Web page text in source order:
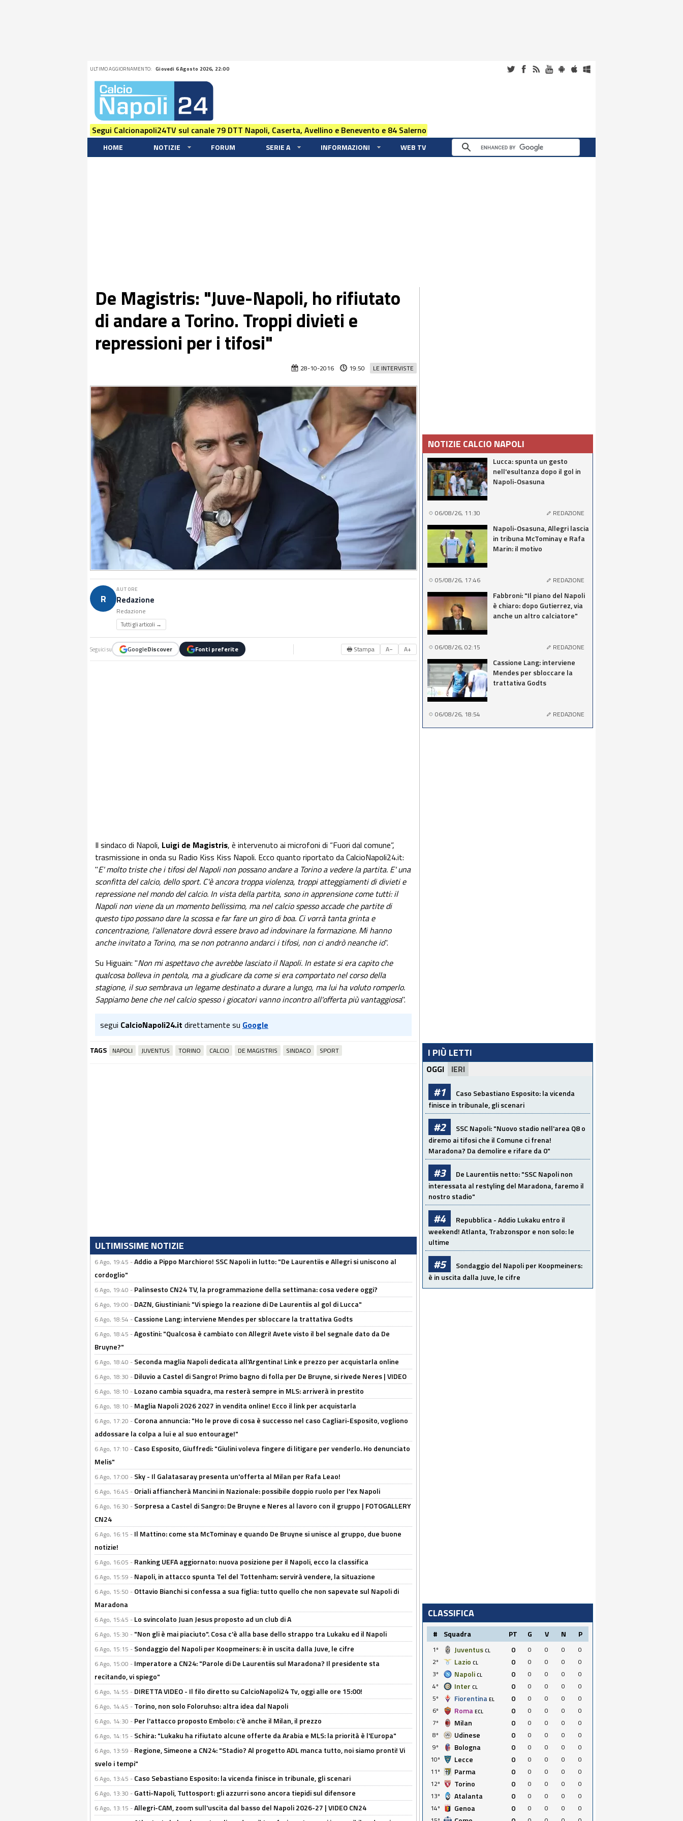
ULTIMO AGGIORNAMENTO: Giovedi 6 Agosto 2026, 22:00
Segui Calcionapoli24TV sul canale 79 DTT Napoli, Caserta, Avellino e Benevento e 84 Salerno
HOME NOTIZIE FORUM SERIE A INFORMAZIONI WEB TV
De Magistris: "Juve-Napoli, ho rifiutato
di andare a Torino. Troppi divieti e
repressioni per i tifosi"
LE INTERVISTE
28-10-2016 19:50
R
AUTORE
Redazione
Redazione
Tutti gli articoli →
Seguici su GoogleDiscover Fonti preferite 🖶 Stampa A− A+
Il sindaco di Napoli, Luigi de Magistris, è intervenuto ai microfoni di “Fuori dal comune”,
trasmissione in onda su Radio Kiss Kiss Napoli. Ecco quanto riportato da CalcioNapoli24.it:
"E' molto triste che i tifosi del Napoli non possano andare a Torino a vedere la partita. E' una
sconfitta del calcio, dello sport. C'è ancora troppa violenza, troppi atteggiamenti di divieti e
repressione nel mondo del calcio. In vista della partita, sono in apprensione come tutti: il
Napoli non viene da un momento bellissimo, ma nel calcio spesso accade che partite di
questo tipo possano dare la scossa e far fare un giro di boa. Ci vorrà tanta grinta e
concentrazione, l'allenatore dovrà essere bravo ad indovinare la formazione. Mi hanno
anche invitato a Torino, ma se non potranno andarci i tifosi, non ci andrò neanche io".
Su Higuain: "Non mi aspettavo che avrebbe lasciato il Napoli. In estate si era capito che
qualcosa bolleva in pentola, ma a giudicare da come si era comportato nel corso della
stagione, il suo sembrava un legame destinato a durare a lungo, ma lui ha voluto romperlo.
Sappiamo bene che nel calcio spesso i giocatori vanno incontro all'offerta più vantaggiosa".
segui CalcioNapoli24.it direttamente su Google
TAGS NAPOLI JUVENTUS TORINO CALCIO DE MAGISTRIS SINDACO SPORT
ULTIMISSIME NOTIZIE
6 Ago, 19:45 -Addio a Pippo Marchioro! SSC Napoli in lutto: "De Laurentiis e Allegri si uniscono al
cordoglio"
6 Ago, 19:40 - Palinsesto CN24 TV, la programmazione della settimana: cosa vedere oggi?
6 Ago, 19:00 - DAZN, Giustiniani: "Vi spiego la reazione di De Laurentiis al gol di Lucca"
6 Ago, 18:54 - Cassione Lang: interviene Mendes per sbloccare la trattativa Godts
6 Ago, 18:45 -Agostini: "Qualcosa è cambiato con Allegri! Avete visto il bel segnale dato da De
Bruyne?"
6 Ago, 18:40 - Seconda maglia Napoli dedicata all'Argentina! Link e prezzo per acquistarla online
6 Ago, 18:30 - Diluvio a Castel di Sangro! Primo bagno di folla per De Bruyne, si rivede Neres | VIDEO
6 Ago, 18:10 - Lozano cambia squadra, ma resterà sempre in MLS: arriverà in prestito
6 Ago, 18:10 - Maglia Napoli 2026 2027 in vendita online! Ecco il link per acquistarla
6 Ago, 17:20 - Corona annuncia: "Ho le prove di cosa è successo nel caso Cagliari-Esposito, vogliono
addossare la colpa a lui e al suo entourage!"
6 Ago, 17:10 - Caso Esposito, Giuffredi: "Giulini voleva fingere di litigare per venderlo. Ho denunciato
Melis"
6 Ago, 17:00 - Sky - Il Galatasaray presenta un'offerta al Milan per Rafa Leao!
6 Ago, 16:45 - Oriali affiancherà Mancini in Nazionale: possibile doppio ruolo per l'ex Napoli
6 Ago, 16:30 - Sorpresa a Castel di Sangro: De Bruyne e Neres al lavoro con il gruppo | FOTOGALLERY
CN24
6 Ago, 16:15 - Il Mattino: come sta McTominay e quando De Bruyne si unisce al gruppo, due buone
notizie!
6 Ago, 16:05 - Ranking UEFA aggiornato: nuova posizione per il Napoli, ecco la classifica
6 Ago, 15:59 - Napoli, in attacco spunta Tel del Tottenham: servirà vendere, la situazione
6 Ago, 15:50 - Ottavio Bianchi si confessa a sua figlia: tutto quello che non sapevate sul Napoli di
Maradona
6 Ago, 15:45 - Lo svincolato Juan Jesus proposto ad un club di A
6 Ago, 15:30 - "Non gli è mai piaciuto". Cosa c'è alla base dello strappo tra Lukaku ed il Napoli
6 Ago, 15:15 - Sondaggio del Napoli per Koopmeiners: è in uscita dalla Juve, le cifre
6 Ago, 15:00 - Imperatore a CN24: "Parole di De Laurentiis sul Maradona? Il presidente sta
recitando, vi spiego"
6 Ago, 14:55 - DIRETTA VIDEO - Il filo diretto su CalcioNapoli24 Tv, oggi alle ore 15:00!
6 Ago, 14:45 - Torino, non solo Foloruhso: altra idea dal Napoli
6 Ago, 14:30 - Per l'attacco proposto Embolo: c'è anche il Milan, il prezzo
6 Ago, 14:15 - Schira: "Lukaku ha rifiutato alcune offerte da Arabia e MLS: la priorità è l'Europa"
6 Ago, 13:59 - Regione, Simeone a CN24: "Stadio? Al progetto ADL manca tutto, noi siamo pronti! Vi
svelo i tempi"
6 Ago, 13:45 - Caso Sebastiano Esposito: la vicenda finisce in tribunale, gli scenari
6 Ago, 13:30 - Gatti-Napoli, Tuttosport: gli azzurri sono ancora tiepidi sul difensore
6 Ago, 13:15 -Allegri-CAM, zoom sull'uscita dal basso del Napoli 2026-27 | VIDEO CN24
NOTIZIE CALCIO NAPOLI
Lucca: spunta un gesto
nell'esultanza dopo il gol in
Napoli-Osasuna
06/08/26, 11:30 REDAZIONE
Napoli-Osasuna, Allegri lascia
in tribuna McTominay e Rafa
Marin: il motivo
05/08/26, 17:46 REDAZIONE
Fabbroni: "Il piano del Napoli
è chiaro: dopo Gutierrez, via
anche un altro calciatore"
06/08/26, 02:15 REDAZIONE
Cassione Lang: interviene
Mendes per sbloccare la
trattativa Godts
06/08/26, 18:54 REDAZIONE
I PIÙ LETTI
OGGI IERI
#1
Caso Sebastiano Esposito: la vicenda
finisce in tribunale, gli scenari
#2
SSC Napoli: "Nuovo stadio nell'area Q8 o
diremo ai tifosi che il Comune ci frena!
Maradona? Da demolire e rifare da 0"
#3
De Laurentiis netto: "SSC Napoli non
interessata al restyling del Maradona, faremo il
nostro stadio"
#4
Repubblica - Addio Lukaku entro il
weekend! Atlanta, Trabzonspor e non solo: le
ultime
#5
Sondaggio del Napoli per Koopmeiners:
è in uscita dalla Juve, le cifre
CLASSIFICA
# Squadra PT G V N P
1º Juventus CL 0 0 0 0
0
2º
Lazio CL 0 0 0 0
0
3º
Napoli CL 0 0 0 0
0
4º
Inter CL 0 0 0 0
0
5º
Fiorentina EL 0 0 0 0
0
6º
Roma ECL 0 0 0 0
0
7º
Milan 0 0 0 0
0
8º
Udinese 0 0 0 0
0
9º
Bologna 0 0 0 0
0
10º
Lecce 0 0 0 0
0
11º
Parma 0 0 0 0
0
12º
Torino 0 0 0 0
0
13º
Atalanta 0 0 0 0
0
14º
Genoa 0 0 0 0
0